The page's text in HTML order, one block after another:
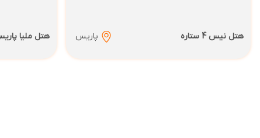
هتل نیس 4 ستاره پاریس هتل ملیا